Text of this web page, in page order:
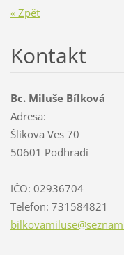
« Zpět
Kontakt
Bc. Miluše Bílková
Adresa:
Šlikova Ves 70
50601 Podhradí
IČO: 02936704
Telefon: 731584821
bilkovamiluse@se